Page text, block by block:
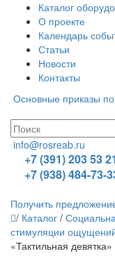
Каталог
О проекте
Календарь
Статьи
Новости
Контакты
Основные приказы
info@rosreab.ru
+7 (391) 203 53 21
+7 (938) 484-73-
Получить
/ Каталог /
стимуляции ощущений
«Тактильная девятка»